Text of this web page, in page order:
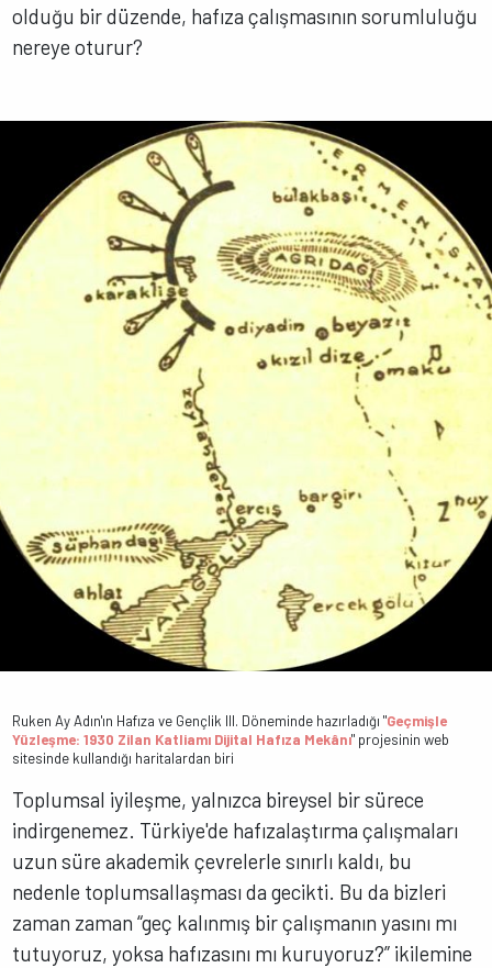
olduğu bir düzende, hafıza çalışmasının sorumluluğu
nereye oturur?
Ruken Ay Adın'ın Hafıza ve Gençlik III. Döneminde hazırladığı "Geçmişle
Yüzleşme: 1930 Zilan Katliamı Dijital Hafıza Mekânı" projesinin web
sitesinde kullandığı haritalardan biri
Toplumsal iyileşme, yalnızca bireysel bir sürece
indirgenemez. Türkiye'de hafızalaştırma çalışmaları
uzun süre akademik çevrelerle sınırlı kaldı, bu
nedenle toplumsallaşması da gecikti. Bu da bizleri
zaman zaman “geç kalınmış bir çalışmanın yasını mı
tutuyoruz, yoksa hafızasını mı kuruyoruz?” ikilemine